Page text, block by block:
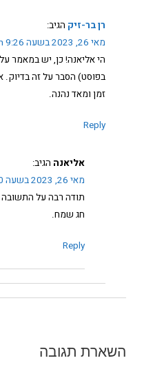
רן בר-זיק הגיב:
מאי 26, 2023 בשעה 9:26 am
הי אליאנה! כן, יש במאמר
בפוסט) הסבר על זה
זמן ומאד נהנה.
Reply
אליאנה הגיב:
מאי 26, 2023 בשעה 6:30 pm
תודה רבה על
חג שמח.
Reply
השארת תגובה